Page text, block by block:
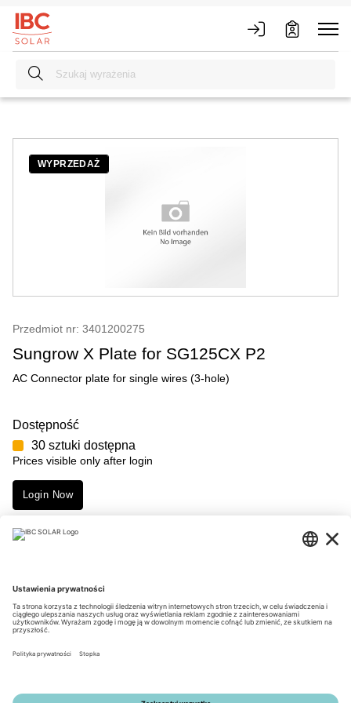
WYPRZEDAŻ
Przedmiot nr: 3401200275
Sungrow X Plate for SG125CX P2
AC Connector plate for single wires (3-hole)
Dostępność
30 sztuki dostępna
Prices visible only after login
Login Now
Merkmale
Downloads